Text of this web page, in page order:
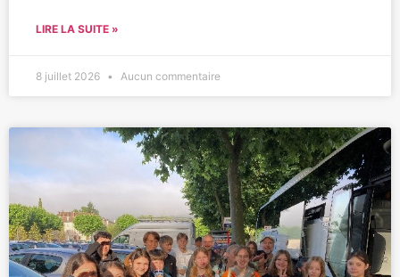
LIRE LA SUITE »
8 juillet 2026 Aucun commentaire